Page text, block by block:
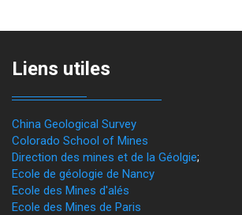
Liens utiles
China Geological Survey
Colorado School of Mines
Direction des mines et de la Géolgie;
Ecole de géologie de Nancy
Ecole des Mines d'alés
Ecole des Mines de Paris